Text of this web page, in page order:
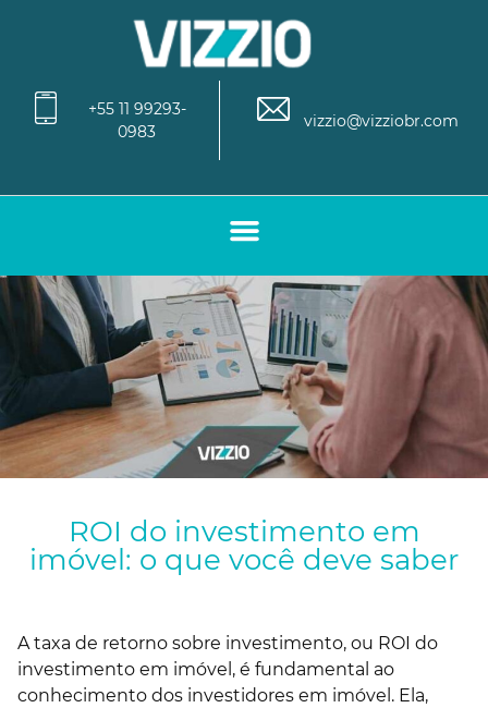
+55 11 99293-
0983
vizzio@vizziobr.com
ROI do investimento em
imóvel: o que você deve saber
A taxa de retorno sobre investimento, ou ROI do
investimento em imóvel, é fundamental ao
conhecimento dos investidores em imóvel. Ela,